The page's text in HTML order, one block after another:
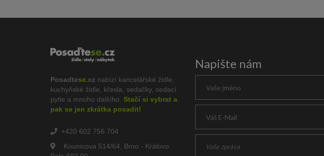
Posadtese.cz nabízí kancelářské židle,
kuchyňské židle, křesla, sedačky, sedací
pytle a mnoho dalšího. Stačí si vybrat a
pak se jen zkrátka posadit!
+420 602 756 704
Kounicova 514/64, Brno - Královo
Napište nám